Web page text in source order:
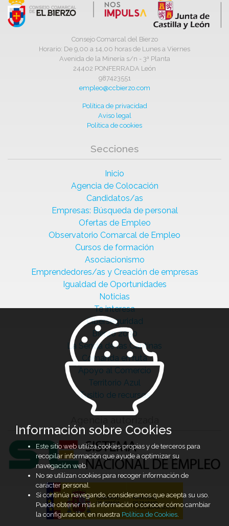
Consejo Comarcal del Bierzo
Horario: De 9,00 a 14,00 horas de Lunes a Viernes
Avenida de la Minería s/n - 3ª Planta
24402 PONFERRADA León
987423551
empleo@ccbierzo.com
Política de privacidad
Aviso legal
Política de cookies
Secciones
Inicio
Agencia de Colocación
Candidatos/as
Empresas: Búsqueda de personal
Ofertas de Empleo
Observatorio Comarcal de Empleo
Cursos de formación
Asociacionismo
Emprendedores/as y Creación de empresas
Igualdad de Oportunidades
Noticias
Te interesa
Ciberseguridad
Bierzo 2030
La Senda de las Cantinas
Comanda en ruta
Apoyo al Comercio
Territorio Azul
Tusitio de recursos
Información sobre Cookies
Este sitio web utiliza cookies propias y de terceros para
recopilar información que ayude a optimizar su
navegación web.
No se utilizan cookies para recoger información de
carácter personal.
Si continúa navegando, consideramos que acepta su uso.
Puede obtener más información o conocer cómo cambiar
la configuración, en nuestra Política de Cookies.